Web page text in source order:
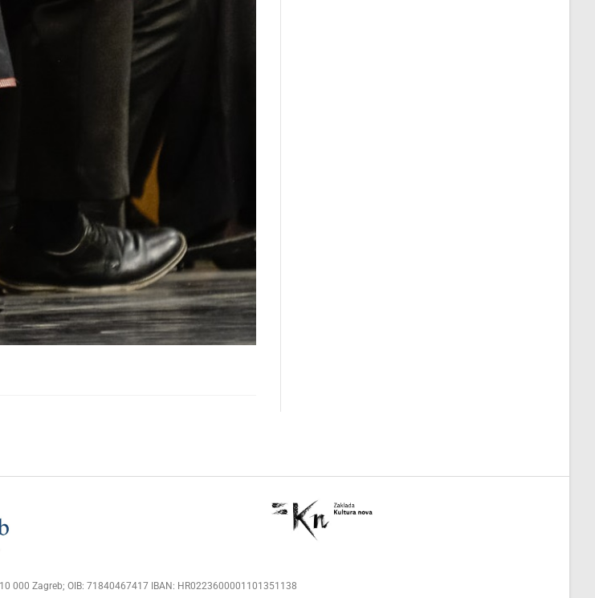
000 Zagreb; OIB: 71840467417 IBAN: HR0223600001101351138